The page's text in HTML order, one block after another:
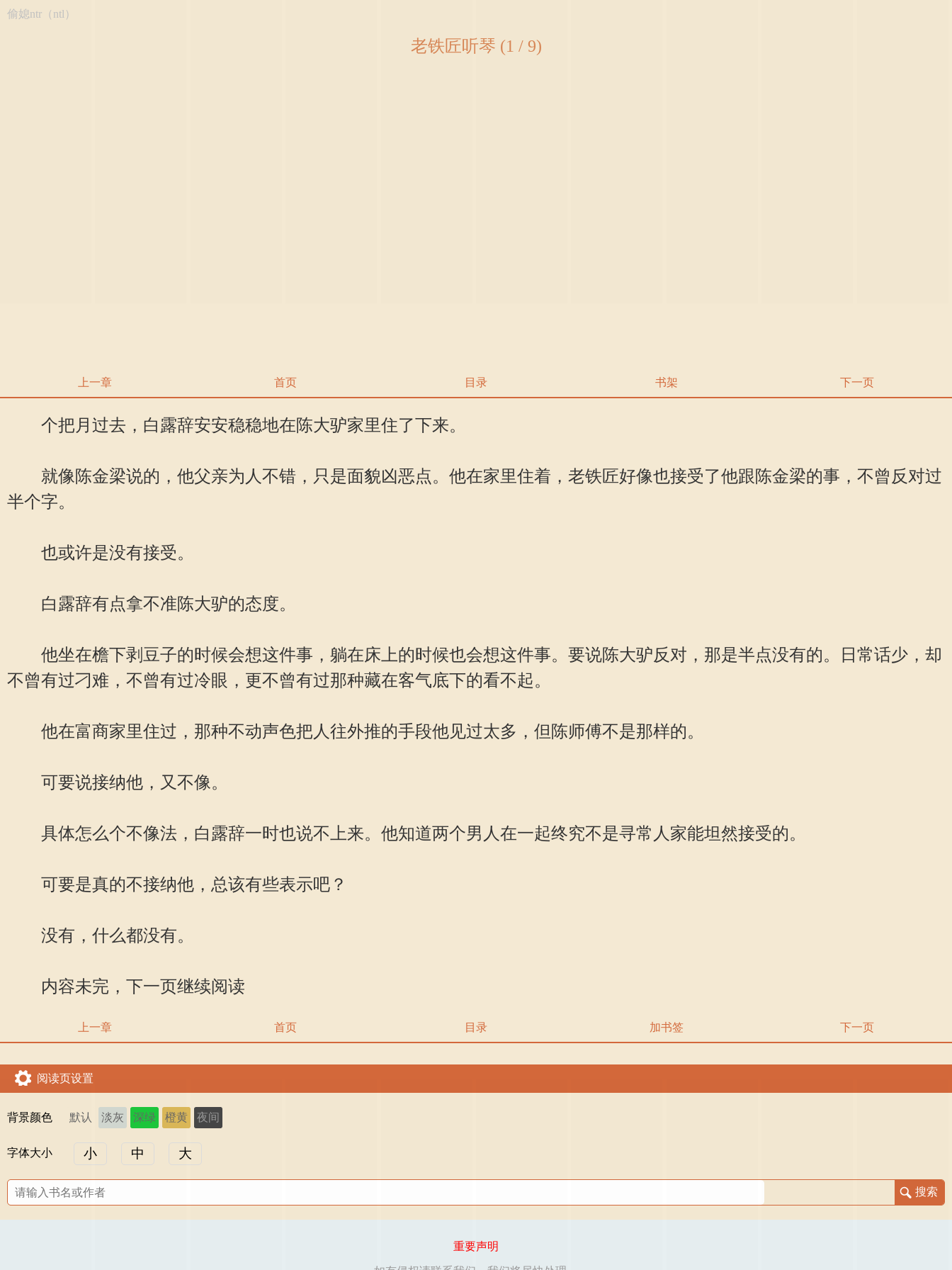
偷媳ntr（ntl）
老铁匠听琴 (1 / 9)
上一章 首页 目录 书架 下一页
个把月过去，白露辞安安稳稳地在陈大驴家里住了下来。
就像陈金梁说的，他父亲为人不错，只是面貌凶恶点。他在家里住着，老铁匠好像也接受了他跟陈金梁的事，不曾反对过
半个字。
也或许是没有接受。
白露辞有点拿不准陈大驴的态度。
他坐在檐下剥豆子的时候会想这件事，躺在床上的时候也会想这件事。要说陈大驴反对，那是半点没有的。日常话少，却
不曾有过刁难，不曾有过冷眼，更不曾有过那种藏在客气底下的看不起。
他在富商家里住过，那种不动声色把人往外推的手段他见过太多，但陈师傅不是那样的。
可要说接纳他，又不像。
具体怎么个不像法，白露辞一时也说不上来。他知道两个男人在一起终究不是寻常人家能坦然接受的。
可要是真的不接纳他，总该有些表示吧？
没有，什么都没有。
内容未完，下一页继续阅读
上一章 首页 目录 加书签 下一页
阅读页设置
背景颜色 默认 淡灰 深绿 橙黄 夜间
字体大小 小 中 大
重要声明